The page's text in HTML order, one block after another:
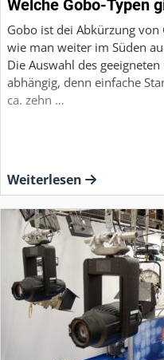
Welche Gobo-Typen
Gobo ist dei Abkürzung
wie man weiter im Süden
Die Auswahl des
abhängig, denn einfache
ca. zehn …
Weiterlesen